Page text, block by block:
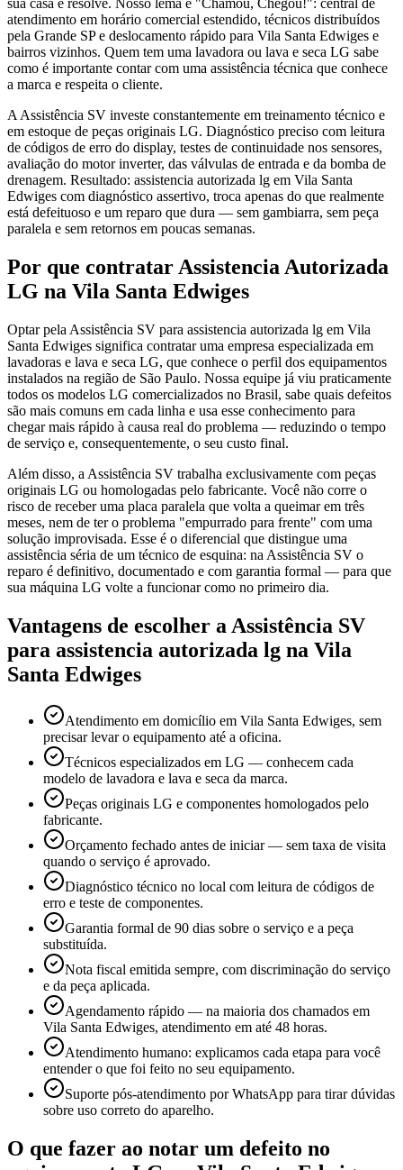
atendimento em horário comercial estendido, técnicos distribuídos
pela Grande SP e deslocamento rápido para Vila Santa Edwiges e
bairros vizinhos. Quem tem uma lavadora ou lava e seca LG sabe
como é importante contar com uma assistência técnica que conhece
a marca e respeita o cliente.
A Assistência SV investe constantemente em treinamento técnico e
em estoque de peças originais LG. Diagnóstico preciso com leitura
de códigos de erro do display, testes de continuidade nos sensores,
avaliação do motor inverter, das válvulas de entrada e da bomba de
drenagem. Resultado: assistencia autorizada lg em Vila Santa
Edwiges com diagnóstico assertivo, troca apenas do que realmente
está defeituoso e um reparo que dura — sem gambiarra, sem peça
paralela e sem retornos em poucas semanas.
Por que contratar Assistencia Autorizada
LG na Vila Santa Edwiges
Optar pela Assistência SV para assistencia autorizada lg em Vila
Santa Edwiges significa contratar uma empresa especializada em
lavadoras e lava e seca LG, que conhece o perfil dos equipamentos
instalados na região de São Paulo. Nossa equipe já viu praticamente
todos os modelos LG comercializados no Brasil, sabe quais defeitos
são mais comuns em cada linha e usa esse conhecimento para
chegar mais rápido à causa real do problema — reduzindo o tempo
de serviço e, consequentemente, o seu custo final.
Além disso, a Assistência SV trabalha exclusivamente com peças
originais LG ou homologadas pelo fabricante. Você não corre o
risco de receber uma placa paralela que volta a queimar em três
meses, nem de ter o problema "empurrado para frente" com uma
solução improvisada. Esse é o diferencial que distingue uma
assistência séria de um técnico de esquina: na Assistência SV o
reparo é definitivo, documentado e com garantia formal — para que
sua máquina LG volte a funcionar como no primeiro dia.
Vantagens de escolher a Assistência SV
para assistencia autorizada lg na Vila
Santa Edwiges
Atendimento em domicílio em Vila Santa Edwiges, sem
precisar levar o equipamento até a oficina.
Técnicos especializados em LG — conhecem cada
modelo de lavadora e lava e seca da marca.
Peças originais LG e componentes homologados pelo
fabricante.
Orçamento fechado antes de iniciar — sem taxa de visita
quando o serviço é aprovado.
Diagnóstico técnico no local com leitura de códigos de
erro e teste de componentes.
Garantia formal de 90 dias sobre o serviço e a peça
substituída.
Nota fiscal emitida sempre, com discriminação do serviço
e da peça aplicada.
Agendamento rápido — na maioria dos chamados em
Vila Santa Edwiges, atendimento em até 48 horas.
Atendimento humano: explicamos cada etapa para você
entender o que foi feito no seu equipamento.
Suporte pós-atendimento por WhatsApp para tirar dúvidas
sobre uso correto do aparelho.
O que fazer ao notar um defeito no